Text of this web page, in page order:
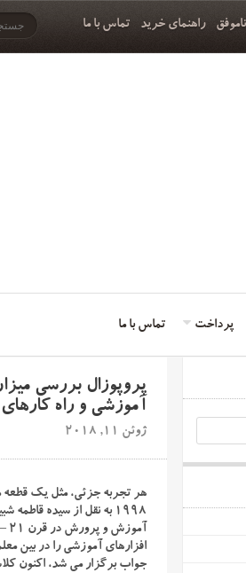
راهنمای خرید تماس با ما
پرداخت تماس با ما
پروپوزال بررسی
آموزشی و راه
ژوئن 11, 2018
هر تجربه جزئی، مثل یک قطعه
افزارهای آموزشی را در بین
جواب برگزار می شد، اکنون